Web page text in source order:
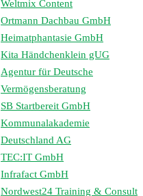
Weltmix Content
Ortmann Dachbau GmbH
Heimatphantasie GmbH
Kita Händchenklein gUG
Agentur für Deutsche
Vermögensberatung
SB Startbereit GmbH
Kommunalakademie
Deutschland AG
TEC:IT GmbH
Infrafact GmbH
Nordwest24 Training & Consult